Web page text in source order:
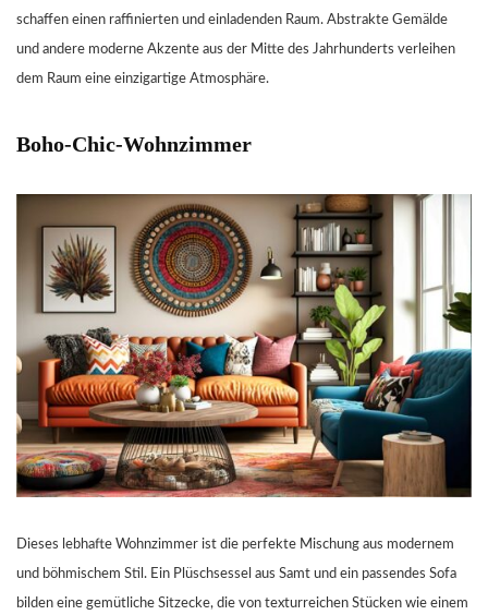
schaffen einen raffinierten und einladenden Raum. Abstrakte Gemälde
und andere moderne Akzente aus der Mitte des Jahrhunderts verleihen
dem Raum eine einzigartige Atmosphäre.
Boho-Chic-Wohnzimmer
Dieses lebhafte Wohnzimmer ist die perfekte Mischung aus modernem
und böhmischem Stil. Ein Plüschsessel aus Samt und ein passendes Sofa
bilden eine gemütliche Sitzecke, die von texturreichen Stücken wie einem